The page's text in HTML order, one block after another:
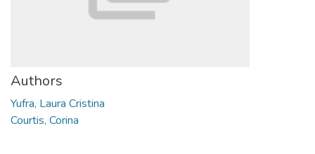
Authors
Yufra, Laura Cristina
Courtis, Corina